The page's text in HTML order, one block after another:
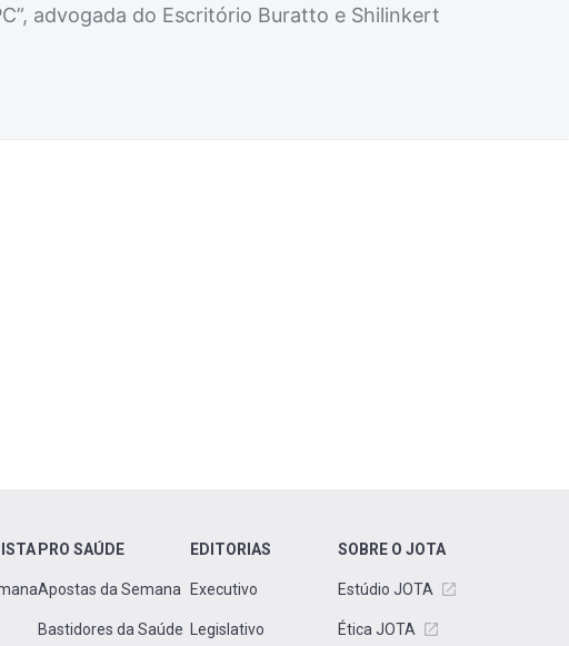
advogada do Escritório Buratto e Shilinkert
PRO SAÚDE
Apostas da Semana
Bastidores da Saúde
EDITORIAS
Executivo
Legislativo
SOBRE O JOTA
Estúdio JOTA
Ética JOTA